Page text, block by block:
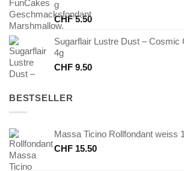
g
CHF5.50
Sugarflair Lustre Dust – Cosmic
4g
CHF 9.50
BESTSELLER
Massa Ticino Rollfondant weiss
CHF 15.50